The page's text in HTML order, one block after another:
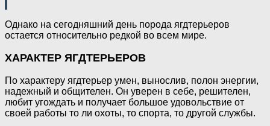
Однако на сегодняшний день порода ягдтерьеров
остается относительно редкой во всем мире.
ХАРАКТЕР ЯГДТЕРЬЕРОВ
По характеру ягдтерьер умен, вынослив, полон энергии,
надежный и общителен. Он уверен в себе, решителен,
любит угождать и получает большое удовольствие от
своей работы то ли охоты, то спорта, то другой службы.